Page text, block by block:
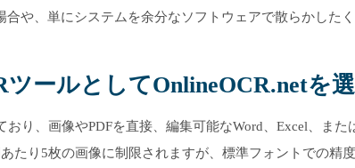
や、単にシステムを余分なソフトウェアで散らかした
ールとしてOnlineOCR.netを
り、画像やPDFを直接、編集可能なWord、Excel、ま
たり5枚の画像に制限されますが、標準フォントでの精